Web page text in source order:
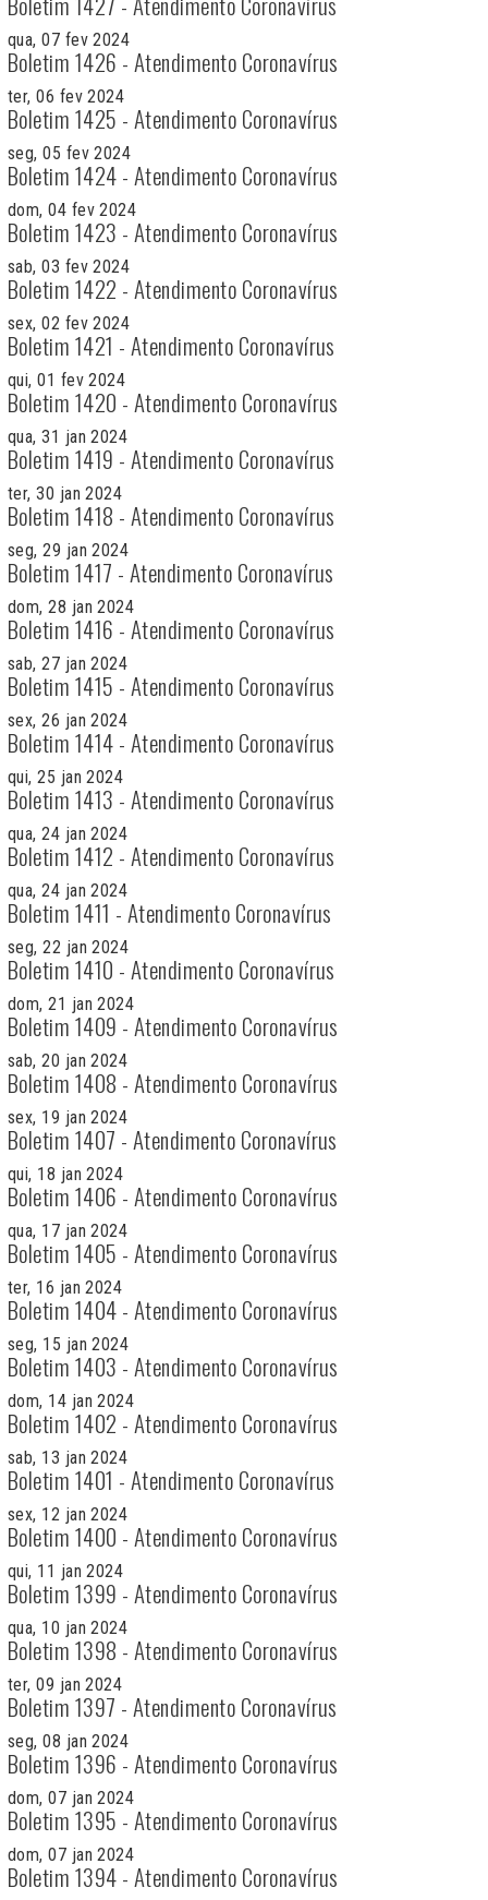
qua, 07 fev 2024
Boletim 1426 - Atendimento Coronavírus
ter, 06 fev 2024
Boletim 1425 - Atendimento Coronavírus
seg, 05 fev 2024
Boletim 1424 - Atendimento Coronavírus
dom, 04 fev 2024
Boletim 1423 - Atendimento Coronavírus
sab, 03 fev 2024
Boletim 1422 - Atendimento Coronavírus
sex, 02 fev 2024
Boletim 1421 - Atendimento Coronavírus
qui, 01 fev 2024
Boletim 1420 - Atendimento Coronavírus
qua, 31 jan 2024
Boletim 1419 - Atendimento Coronavírus
ter, 30 jan 2024
Boletim 1418 - Atendimento Coronavírus
seg, 29 jan 2024
Boletim 1417 - Atendimento Coronavírus
dom, 28 jan 2024
Boletim 1416 - Atendimento Coronavírus
sab, 27 jan 2024
Boletim 1415 - Atendimento Coronavírus
sex, 26 jan 2024
Boletim 1414 - Atendimento Coronavírus
qui, 25 jan 2024
Boletim 1413 - Atendimento Coronavírus
qua, 24 jan 2024
Boletim 1412 - Atendimento Coronavírus
qua, 24 jan 2024
Boletim 1411 - Atendimento Coronavírus
seg, 22 jan 2024
Boletim 1410 - Atendimento Coronavírus
dom, 21 jan 2024
Boletim 1409 - Atendimento Coronavírus
sab, 20 jan 2024
Boletim 1408 - Atendimento Coronavírus
sex, 19 jan 2024
Boletim 1407 - Atendimento Coronavírus
qui, 18 jan 2024
Boletim 1406 - Atendimento Coronavírus
qua, 17 jan 2024
Boletim 1405 - Atendimento Coronavírus
ter, 16 jan 2024
Boletim 1404 - Atendimento Coronavírus
seg, 15 jan 2024
Boletim 1403 - Atendimento Coronavírus
dom, 14 jan 2024
Boletim 1402 - Atendimento Coronavírus
sab, 13 jan 2024
Boletim 1401 - Atendimento Coronavírus
sex, 12 jan 2024
Boletim 1400 - Atendimento Coronavírus
qui, 11 jan 2024
Boletim 1399 - Atendimento Coronavírus
qua, 10 jan 2024
Boletim 1398 - Atendimento Coronavírus
ter, 09 jan 2024
Boletim 1397 - Atendimento Coronavírus
seg, 08 jan 2024
Boletim 1396 - Atendimento Coronavírus
dom, 07 jan 2024
Boletim 1395 - Atendimento Coronavírus
dom, 07 jan 2024
Boletim 1394 - Atendimento Coronavírus